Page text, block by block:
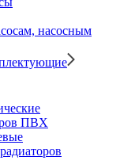
насосным
ПВХ